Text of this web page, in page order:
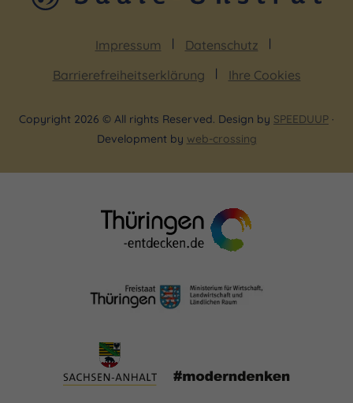
Impressum
Datenschutz
Barrierefreiheitserklärung
Ihre Cookies
Copyright 2026 © All rights Reserved. Design by SPEEDUUP ·
Development by web-crossing